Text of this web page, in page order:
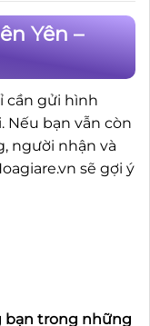
Yên –
cần gửi hình
Nếu bạn vẫn còn
người nhận và
sẽ gợi ý
bạn trong những